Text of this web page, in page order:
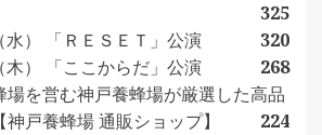
325
） 「ＲＥＳＥＴ」公演
320
） 「ここからだ」公演
268
場を営む神戸養蜂場が厳選した高品
戸養蜂場 通販ショップ】
224